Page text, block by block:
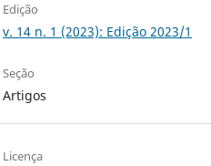
Edição
v. 14 n. 1 (2023): Edição 2023/1
Seção
Artigos
Licença